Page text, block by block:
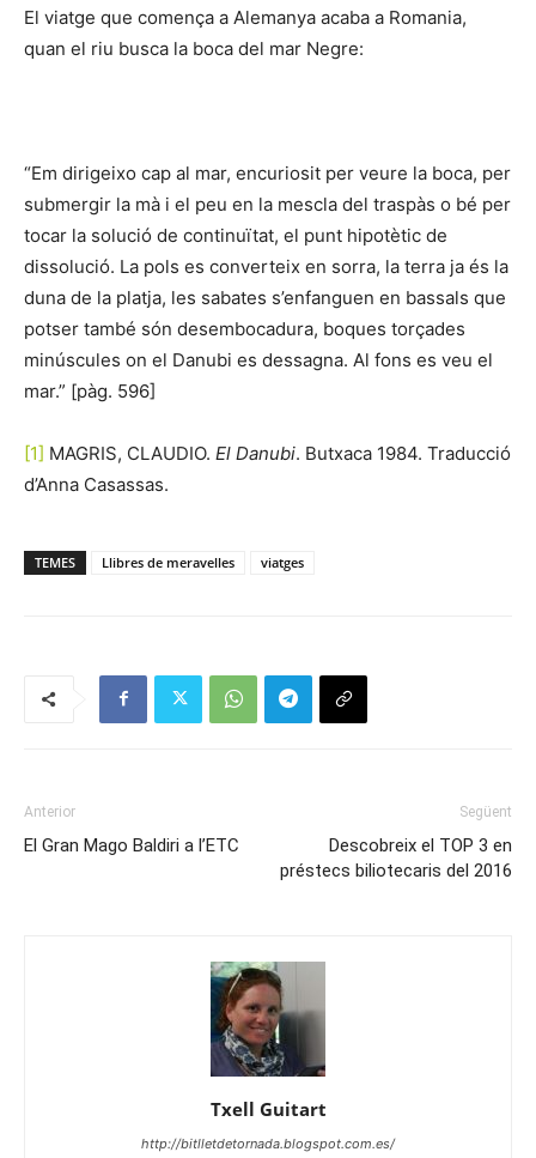
El viatge que comença a Alemanya acaba a Romania,
quan el riu busca la boca del mar Negre:
“Em dirigeixo cap al mar, encuriosit per veure la boca, per
submergir la mà i el peu en la mescla del traspàs o bé per
tocar la solució de continuïtat, el punt hipotètic de
dissolució. La pols es converteix en sorra, la terra ja és la
duna de la platja, les sabates s’enfanguen en bassals que
potser també són desembocadura, boques torçades
minúscules on el Danubi es dessagna. Al fons es veu el
mar.” [pàg. 596]
[1] MAGRIS, CLAUDIO. El Danubi. Butxaca 1984. Traducció
d’Anna Casassas.
TEMES Llibres de meravelles viatges
Anterior
El Gran Mago Baldiri a l’ETC
Següent
Descobreix el TOP 3 en
préstecs biliotecaris del 2016
Txell Guitart
http://bitlletdetornada.blogspot.com.es/